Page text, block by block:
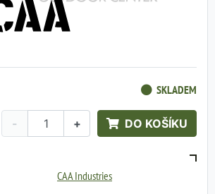
SKLADEM
+
- DO KOŠÍKU
CAA Industries